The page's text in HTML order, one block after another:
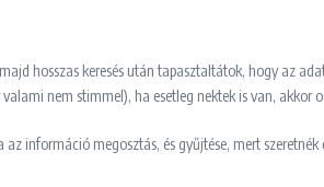
hosszas keresés után tapasztaltátok, hogy az
nem stimmel), ha esetleg nektek is van, akkor
információ megosztás, és gyűjtése, mert szeretnék